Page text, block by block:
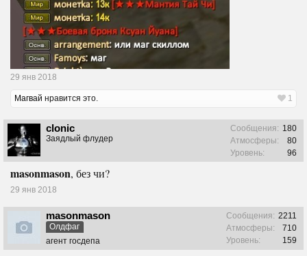
29 янв 2018
Магвай нравится это. 1
clonic
Заядлый флудер
Сообщения: 180
Атмосферы:
80
Уровень:
96
masonmason, без чи?
29 янв 2018
masonmason
Олдфаг
агент госдепа
Сообщения: 2211
Атмосферы:
710
Уровень:
159